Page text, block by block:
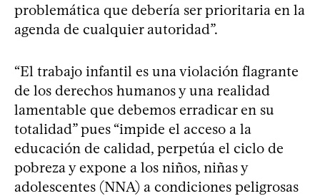
problemática que debería ser prioritaria en la
agenda de cualquier autoridad”.
“El trabajo infantil es una violación flagrante
de los derechos humanos y una realidad
lamentable que debemos erradicar en su
totalidad” pues “impide el acceso a la
educación de calidad, perpetúa el ciclo de
pobreza y expone a los niños, niñas y
adolescentes (NNA) a condiciones peligrosas